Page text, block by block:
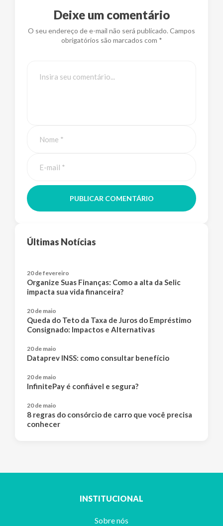
Deixe um comentário
O seu endereço de e-mail não será publicado. Campos
obrigatórios são marcados com *
PUBLICAR COMENTÁRIO
Últimas Notícias
20 de fevereiro
Organize Suas Finanças: Como a alta da Selic
impacta sua vida financeira?
20 de maio
Queda do Teto da Taxa de Juros do Empréstimo
Consignado: Impactos e Alternativas
20 de maio
Dataprev INSS: como consultar benefício
20 de maio
InfinitePay é confiável e segura?
20 de maio
8 regras do consórcio de carro que você precisa
conhecer
INSTITUCIONAL
Sobre nós